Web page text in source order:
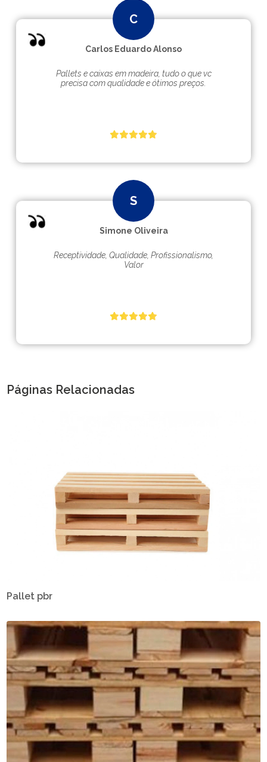
Carlos Eduardo Alonso
Pallets e caixas em madeira, tudo o que vc
precisa com qualidade e ótimos preços.
Simone Oliveira
Receptividade, Qualidade, Profissionalismo,
Valor
Páginas Relacionadas
Pallet pbr